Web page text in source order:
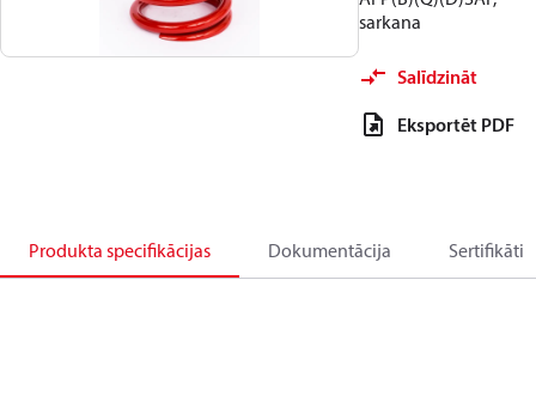
sarkana
Salīdzināt
Eksportēt PDF
Produkta specifikācijas Dokumentācija Sertifikāti